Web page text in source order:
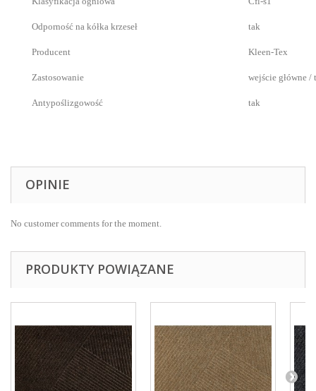
Odporność na kółka krzeseł tak
Producent Kleen-Tex
Zastosowanie wejście główne /
Antypoślizgowość tak
OPINIE
No customer comments for the moment.
PRODUKTY POWIĄZANE